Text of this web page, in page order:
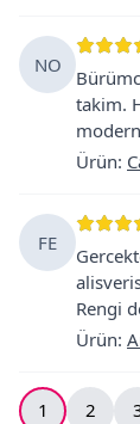
NO
takim.
Ürün:
FE
Rengi
Ürün:
1 2